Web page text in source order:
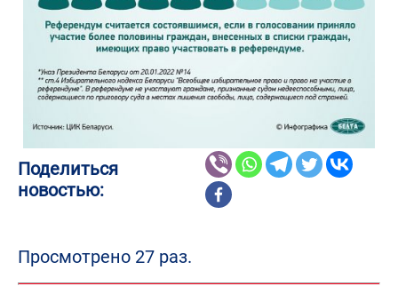
Поделиться
новостью:
Просмотрено 27 раз.